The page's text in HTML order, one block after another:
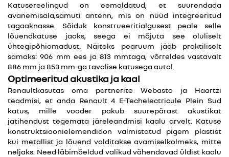
Katusereelingud on eemaldatud, et suurendada
avanemisala,samuti antenn, mis on nüüd integreeritud
tagaaknasse. Sõiduk konstrueeritialgusest peale selle
lõuendkatuse jaoks, seega ei mõjuta see oluliselt
ühtegipõhiomadust. Näiteks pearuum jääb praktiliselt
samaks: 906 mm ees ja 813 mmtaga, võrreldes vastavalt
886 mm ja 853 mm-ga tavalise katusega autol.
Optimeeritud akustika ja kaal
Renaultkasutas oma partnerite Webasto ja Haartzi
teadmisi, et anda Renault 4 E-Techelectricule Plein Sud
katus, mille vooder pakub suurepärast akustikat
jatihendust tegemata järeleandmisi kaalu arvelt. Katuse
konstruktsioonielemendidon valmistatud pigem plastist
kui metallist ja lõuend volditakse avamiselkolmeks, mitte
neljaks. Need läbimõeldud valikud vähendavad üldist kaalu